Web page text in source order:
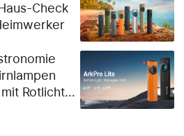
Check
Rotlicht
Augen